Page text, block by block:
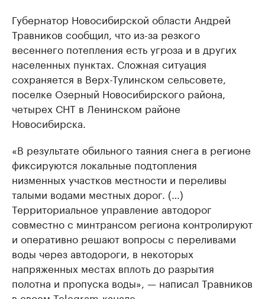
Губернатор Новосибирской области Андрей
Травников сообщил, что из-за резкого
весеннего потепления есть угроза и в других
населенных пунктах. Сложная ситуация
сохраняется в Верх-Тулинском сельсовете,
поселке Озерный Новосибирского района,
четырех СНТ в Ленинском районе
Новосибирска.
«В результате обильного таяния снега в регионе
фиксируются локальные подтопления
низменных участков местности и переливы
талыми водами местных дорог. (…)
Территориальное управление автодорог
совместно с минтрансом региона контролируют
и оперативно решают вопросы с переливами
воды через автодороги, в некоторых
напряженных местах вплоть до разрытия
полотна и пропуска воды», — написал Травников